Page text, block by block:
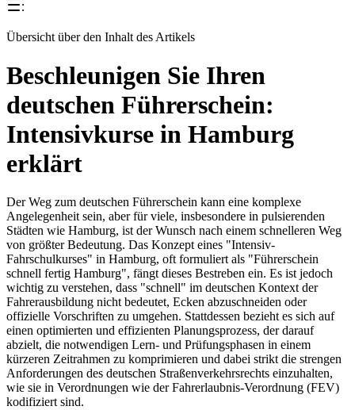
Übersicht über den Inhalt des Artikels
Beschleunigen Sie Ihren
deutschen Führerschein:
Intensivkurse in Hamburg
erklärt
Der Weg zum deutschen Führerschein kann eine komplexe
Angelegenheit sein, aber für viele, insbesondere in pulsierenden
Städten wie Hamburg, ist der Wunsch nach einem schnelleren Weg
von größter Bedeutung. Das Konzept eines "Intensiv-
Fahrschulkurses" in Hamburg, oft formuliert als "Führerschein
schnell fertig Hamburg", fängt dieses Bestreben ein. Es ist jedoch
wichtig zu verstehen, dass "schnell" im deutschen Kontext der
Fahrerausbildung nicht bedeutet, Ecken abzuschneiden oder
offizielle Vorschriften zu umgehen. Stattdessen bezieht es sich auf
einen optimierten und effizienten Planungsprozess, der darauf
abzielt, die notwendigen Lern- und Prüfungsphasen in einem
kürzeren Zeitrahmen zu komprimieren und dabei strikt die strengen
Anforderungen des deutschen Straßenverkehrsrechts einzuhalten,
wie sie in Verordnungen wie der Fahrerlaubnis-Verordnung (FEV)
kodifiziert sind.